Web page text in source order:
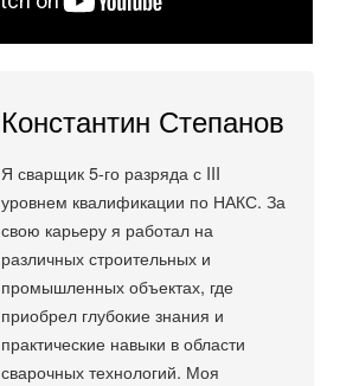
Константин Степанов
Я сварщик 5-го разряда с III
уровнем квалификации по НАКС. За
свою карьеру я работал на
различных строительных и
промышленных объектах, где
приобрел глубокие знания и
практические навыки в области
сварочных технологий. Моя